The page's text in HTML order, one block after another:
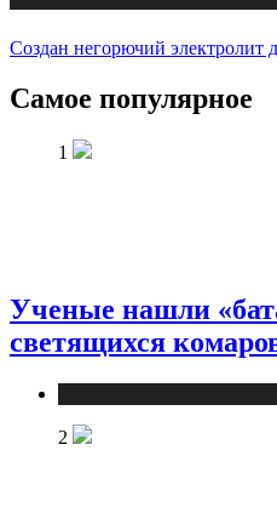
Создан негорючий электролит
Самое популярное
1
Ученые нашли
светящихся
2